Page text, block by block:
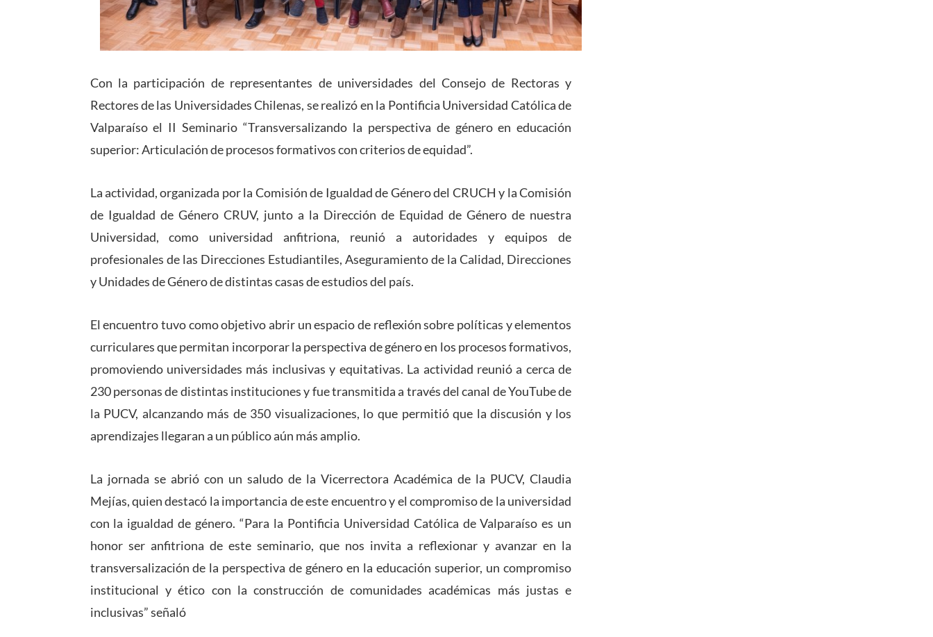
Con la participación de representantes de universidades del Consejo de Rectoras y
Rectores de las Universidades Chilenas, se realizó en la Pontificia Universidad Católica de
Valparaíso el II Seminario “Transversalizando la perspectiva de género en educación
superior: Articulación de procesos formativos con criterios de equidad”.
La actividad, organizada por la Comisión de Igualdad de Género del CRUCH y la Comisión
de Igualdad de Género CRUV, junto a la Dirección de Equidad de Género de nuestra
Universidad, como universidad anfitriona, reunió a autoridades y equipos de
profesionales de las Direcciones Estudiantiles, Aseguramiento de la Calidad, Direcciones
y Unidades de Género de distintas casas de estudios del país.
El encuentro tuvo como objetivo abrir un espacio de reflexión sobre políticas y elementos
curriculares que permitan incorporar la perspectiva de género en los procesos formativos,
promoviendo universidades más inclusivas y equitativas. La actividad reunió a cerca de
230 personas de distintas instituciones y fue transmitida a través del canal de YouTube de
la PUCV, alcanzando más de 350 visualizaciones, lo que permitió que la discusión y los
aprendizajes llegaran a un público aún más amplio.
La jornada se abrió con un saludo de la Vicerrectora Académica de la PUCV, Claudia
Mejías, quien destacó la importancia de este encuentro y el compromiso de la universidad
con la igualdad de género. “Para la Pontificia Universidad Católica de Valparaíso es un
honor ser anfitriona de este seminario, que nos invita a reflexionar y avanzar en la
transversalización de la perspectiva de género en la educación superior, un compromiso
institucional y ético con la construcción de comunidades académicas más justas e
inclusivas” señaló